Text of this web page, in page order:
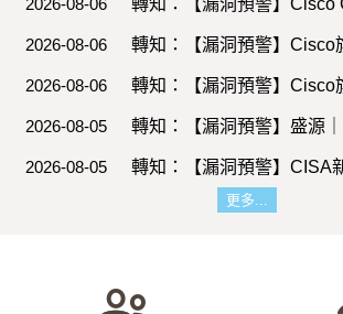
2026-08-06
2026-08-06
2026-08-05
2026-08-05
更多...